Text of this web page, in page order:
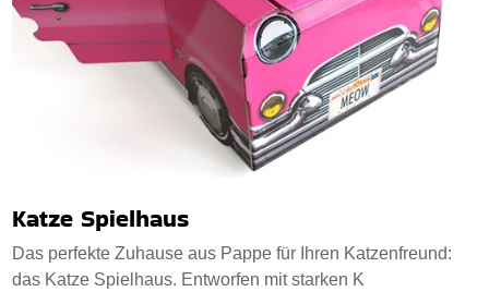
Katze Spielhaus
Das perfekte Zuhause aus Pappe für Ihren Katzenfreund:
das Katze Spielhaus. Entworfen mit starken K